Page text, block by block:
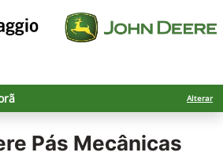
Alterar
Pás Mecânicas